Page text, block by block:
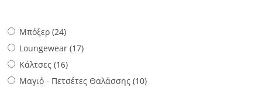
Μπόξερ (24)
Loungewear (17)
Κάλτσες (16)
Μαγιό - Πετσέτες Θαλάσσης (10)